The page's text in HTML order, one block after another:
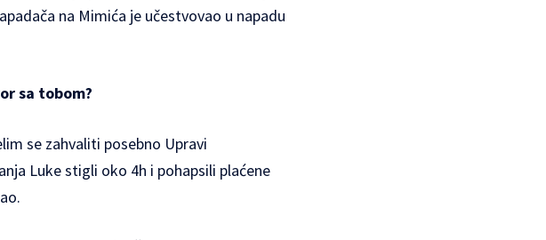
na Mimića je učestvovao u napadu
sa tobom?
se zahvaliti posebno Upravi
Luke stigli oko 4h i pohapsili plaćene